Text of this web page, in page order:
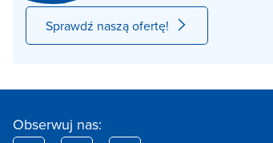
Sprawdź naszą ofertę!
Obserwuj nas: